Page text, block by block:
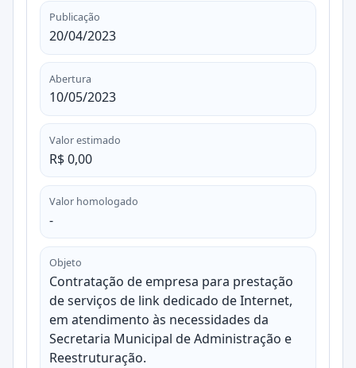
Publicação
20/04/2023
Abertura
10/05/2023
Valor estimado
R$ 0,00
Valor homologado
-
Objeto
Contratação de empresa para prestação
de serviços de link dedicado de Internet,
em atendimento às necessidades da
Secretaria Municipal de Administração e
Reestruturação.